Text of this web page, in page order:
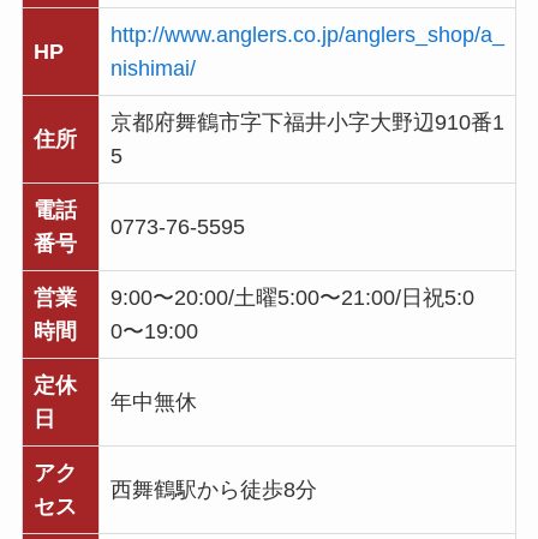
HP
http://www.anglers.co.jp/anglers_shop/a_
nishimai/
住所
京都府舞鶴市字下福井小字大野辺910番1
5
電話
番号
0773-76-5595
営業
時間
9:00〜20:00/土曜5:00〜21:00/日祝5:0
0〜19:00
定休
日
年中無休
アク
セス
西舞鶴駅から徒歩8分